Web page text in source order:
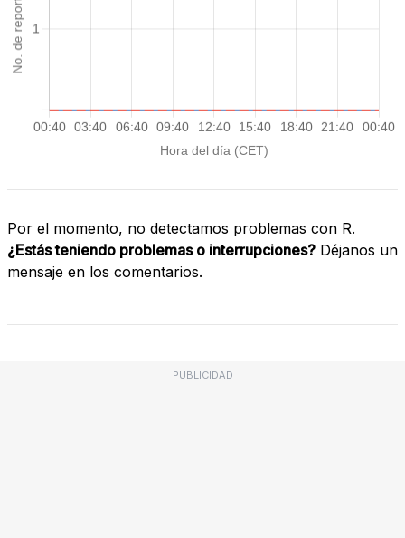
Por el momento, no detectamos problemas con R.
¿Estás teniendo problemas o interrupciones? Déjanos un
mensaje en los comentarios.
PUBLICIDAD